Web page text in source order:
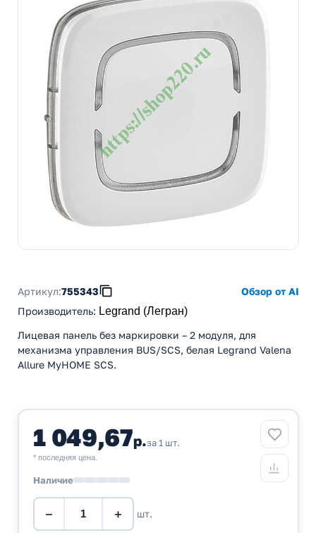
Артикул:755343
Обзор от AI
Производитель: Legrand (Легран)
Лицевая панель без маркировки – 2 модуля, для
механизма управления BUS/SCS, белая Legrand Valena
Allure MyHOME SCS.
1 049,67р.за 1 шт.
* последняя цена.
Наличие
− + шт.